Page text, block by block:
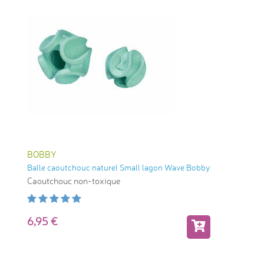
BOBBY
Balle caoutchouc naturel Small lagon Wave Bobby
Caoutchouc non-toxique
6,95